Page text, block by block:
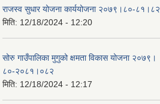
राजस्व सुधार योजना कार्ययोजना २०७९।८०-८१।८२
मिति: 12/18/2024 - 12:20
सोरु गाउँपालिका मुगुको क्षमता विकास योजना २०७९।
८०-२०८१।०८२
मिति: 12/18/2024 - 12:17